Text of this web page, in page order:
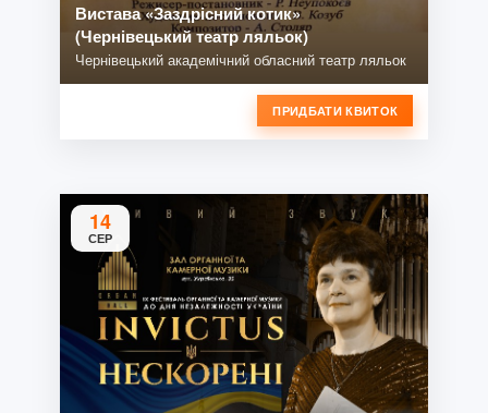
Вистава «Заздрісний котик»
(Чернівецький театр ляльок)
Чернівецький академічний обласний театр ляльок
ПРИДБАТИ КВИТОК
14
СЕР